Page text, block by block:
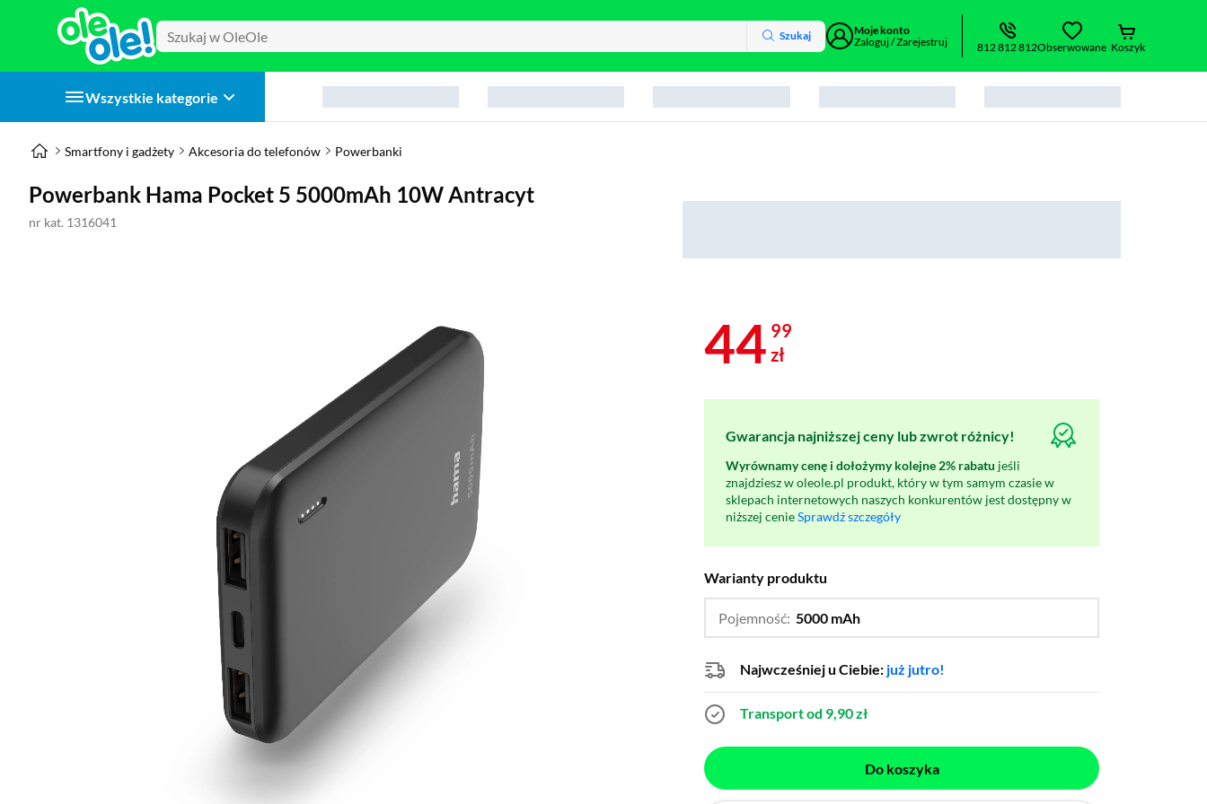
Szukaj
Moje konto
Zaloguj / Zarejestruj
812 812 812Obserwowane Koszyk
Wszystkie kategorie
Smartfony i gadżety Akcesoria do telefonów Powerbanki
Powerbank Hama Pocket 5 5000mAh 10W Antracyt
nr kat. 1316041
44 99
zł
Gwarancja najniższej ceny lub zwrot różnicy!
Wyrównamy cenę i dołożymy kolejne 2% rabatu jeśli
znajdziesz w oleole.pl produkt, który w tym samym czasie w
sklepach internetowych naszych konkurentów jest dostępny w
niższej cenieSprawdź szczegóły
Warianty produktu
Pojemność: 5000 mAh
Najwcześniej u Ciebie: już jutro!
Transport od 9,90 zł
Do koszyka